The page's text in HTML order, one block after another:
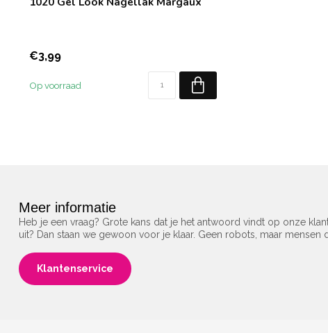
€3,99
Op voorraad
Meer informatie
Heb je een vraag? Grote kans dat je het antwoord vindt op onze
uit? Dan staan we gewoon voor je klaar. Geen robots, maar mensen
Klantenservice